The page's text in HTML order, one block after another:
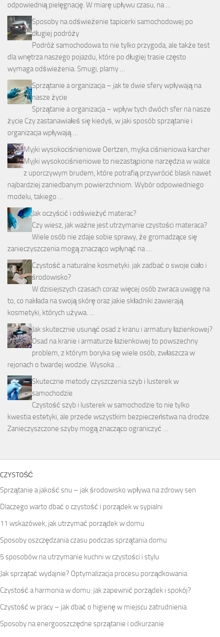
odpowiednią pielęgnację. W miarę upływu czasu, na …
Sposoby na odświeżenie tapicerki samochodowej po
długiej podróży
Podróż samochodowa to nie tylko przygoda, ale także test
dla wnętrza naszego pojazdu, które po długiej trasie często
wymaga odświeżenia. Smugi, plamy …
Sprzątanie a organizacja – jak te dwie sfery wpływają na
nasze życie
Sprzątanie a organizacja – wpływ tych dwóch sfer na nasze
życie Czy zastanawiałeś się kiedyś, w jaki sposób sprzątanie i
organizacja wpływają …
Myjki wysokociśnieniowe Oertzen, myjka ciśnieniowa karcher
Myjki wysokociśnieniowe to niezastąpione narzędzia w walce
z uporczywym brudem, które potrafią przywrócić blask nawet
najbardziej zaniedbanym powierzchniom. Wybór odpowiedniego
modelu, takiego …
Jak oczyścić i odświeżyć materac?
Czy wiesz, jak ważne jest utrzymanie czystości materaca?
Wiele osób nie zdaje sobie sprawy, że gromadzące się
zanieczyszczenia mogą znacząco wpłynąć na …
Czystość a naturalne kosmetyki: jak zadbać o swoje ciało i
środowisko?
W dzisiejszych czasach coraz więcej osób zwraca uwagę na
to, co nakłada na swoją skórę oraz jakie składniki zawierają
kosmetyki, których używa. …
Jak skutecznie usunąć osad z kranu i armatury łazienkowej?
Osad na kranie i armaturze łazienkowej to powszechny
problem, z którym boryka się wiele osób, zwłaszcza w
rejonach o twardej wodzie. Wysoka …
Skuteczne metody czyszczenia szyb i lusterek w
samochodzie
Czystość szyb i lusterek w samochodzie to nie tylko
kwestia estetyki, ale przede wszystkim bezpieczeństwa na drodze.
Zanieczyszczone szyby mogą znacząco ograniczyć …
CZYSTOŚĆ
Sprzątanie a jakość snu – jak środowisko wpływa na zdrowy sen
Dlaczego warto dbać o czystość i porządek w sypialni
11 wskazówek, jak utrzymać porządek w domu
Sposoby oszczędzania czasu podczas sprzątania domu
5 sposobów na utrzymanie kuchni w czystości i stylu
Jak sprzątać wydajnie? Optymalizacja procesu porządkowania
Czystość a harmonia w domu: jak zapewnić porządek i spokój?
Czystość w pracy – jak dbać o higienę w miejscu zatrudnienia
Sposoby na energooszczędne sprzątanie i odkurzanie